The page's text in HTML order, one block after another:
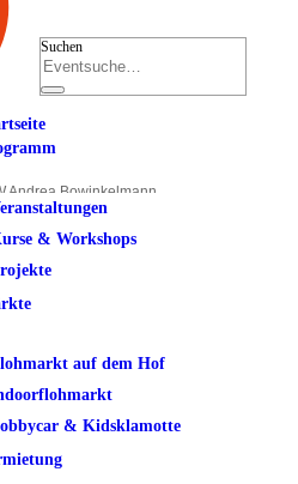
Suchen
& Workshops
auf dem Hof
& Kidsklamotte
Andrea Bowinkelmann
hinzufügen
Office 365